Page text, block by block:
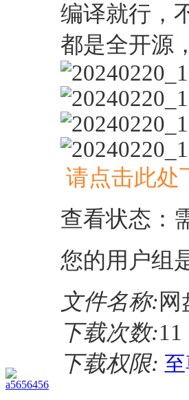
a5656456
编译就行，
都是全开源
请点击此处
查看状态：
您的用户组
文件名称:网
下载次数:11
下载权限: